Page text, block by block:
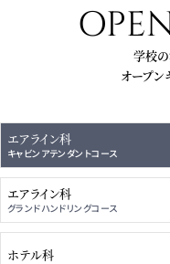
学校の
オープン
エアライン科
エアライン科
ホテル科